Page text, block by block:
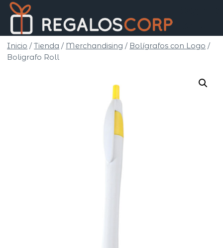
Saltar
contenido
Inicio / Tienda / Merchandising / Bolígrafos con Logo /
Boligrafo Roll